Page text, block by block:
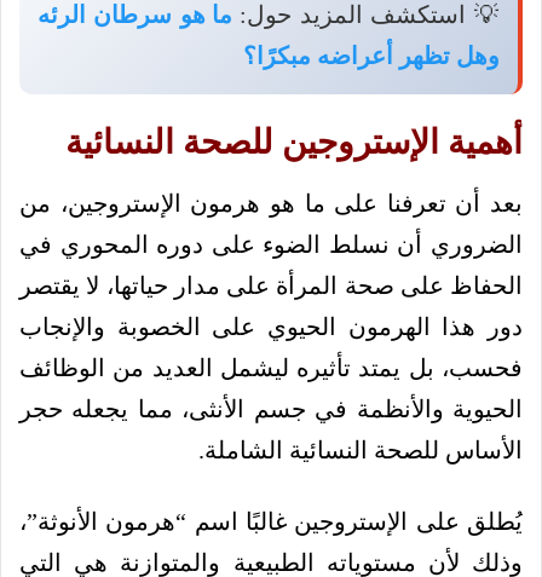
💡 استكشف المزيد حول: ما هو سرطان الرئه
وهل تظهر أعراضه مبكرًا؟
أهمية الإستروجين للصحة النسائية
بعد أن تعرفنا على ما هو هرمون الإستروجين، من
الضروري أن نسلط الضوء على دوره المحوري في
الحفاظ على صحة المرأة على مدار حياتها، لا يقتصر
دور هذا الهرمون الحيوي على الخصوبة والإنجاب
فحسب، بل يمتد تأثيره ليشمل العديد من الوظائف
الحيوية والأنظمة في جسم الأنثى، مما يجعله حجر
الأساس للصحة النسائية الشاملة.
يُطلق على الإستروجين غالبًا اسم “هرمون الأنوثة”،
وذلك لأن مستوياته الطبيعية والمتوازنة هي التي